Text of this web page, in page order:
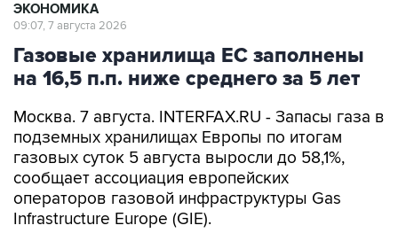
ЭКОНОМИКА
09:07, 7 августа 2026
Газовые хранилища ЕС заполнены
на 16,5 п.п. ниже среднего за 5 лет
Москва. 7 августа. INTERFAX.RU - Запасы газа в
подземных хранилищах Европы по итогам
газовых суток 5 августа выросли до 58,1%,
сообщает ассоциация европейских
операторов газовой инфраструктуры Gas
Infrastructure Europe (GIE).